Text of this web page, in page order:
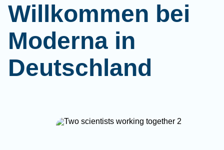
Willkommen bei
Moderna in
Deutschland